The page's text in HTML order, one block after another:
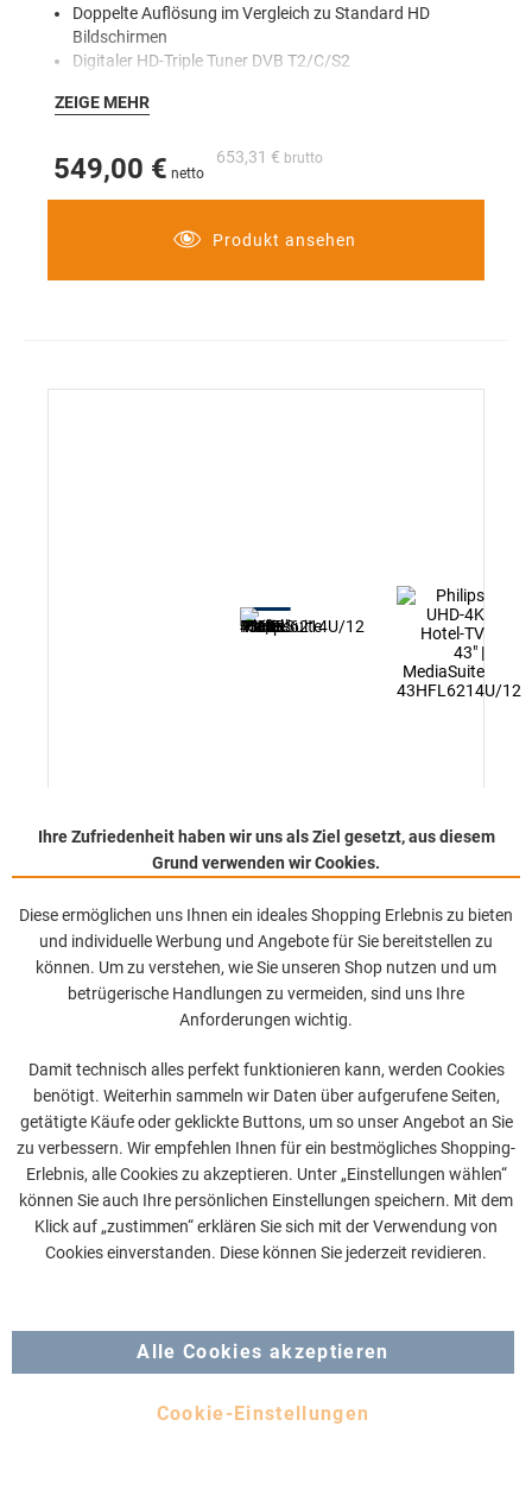
Doppelte Auflösung im Vergleich zu Standard HD
Bildschirmen
Digitaler HD-Triple Tuner DVB T2/C/S2
Anpassbarkeit, Flexibilität und Funktionen, die auf dem
Works with „Hey Google”
Qualität und ansprechendes Design, das begeistert
ZEIGE MEHR
653,31 €
549,00 €
Produkt ansehen
Philips UHD-4K Hotel-TV 43" | MediaSuite
Artikel-Nr.: A007694
Bildschirmdiagonale: 43 Zoll, 108 cm
Hotel LED TV, Ultra-4K HD
Netflix ready, Google Play, Chromecast built-in, Analytics
IPTV – Bereitstellen von Kanälen über IP
CMND & Control
Tuner – DVB-T/T2/C, HEVC UHD (bis zu 2.160p60)
USB-Cloning, Hotelmode, Welcome-Screen
Ohne Tischfuß(optional ist der PPDS VESA-Tischfuß
als Zubehör auf Anfrage erhältlich)
ZEIGE MEHR
641,41 €
539,00 €
Produkt ansehen
Ihre Zufriedenheit haben wir uns als Ziel gesetzt, aus diesem
Grund verwenden wir Cookies.
Diese ermöglichen uns Ihnen ein ideales Shopping Erlebnis zu bieten
und individuelle Werbung und Angebote für Sie bereitstellen zu
können. Um zu verstehen, wie Sie unseren Shop nutzen und um
betrügerische Handlungen zu vermeiden, sind uns Ihre
Anforderungen wichtig.
Damit technisch alles perfekt funktionieren kann, werden Cookies
benötigt. Weiterhin sammeln wir Daten über aufgerufene Seiten,
getätigte Käufe oder geklickte Buttons, um so unser Angebot an Sie
zu verbessern. Wir empfehlen Ihnen für ein bestmögliches Shopping-
Erlebnis, alle Cookies zu akzeptieren. Unter „Einstellungen wählen“
können Sie auch Ihre persönlichen Einstellungen speichern. Mit dem
Klick auf „zustimmen“ erklären Sie sich mit der Verwendung von
Cookies einverstanden. Diese können Sie jederzeit revidieren.
Alle Cookies akzeptieren
Cookie-Einstellungen